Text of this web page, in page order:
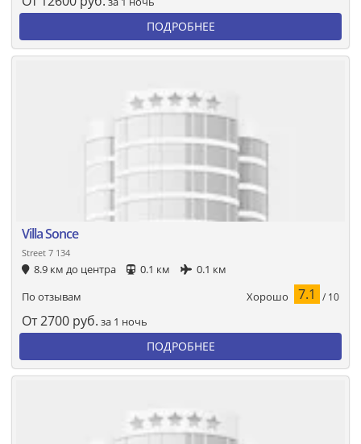
ПОДРОБНЕЕ
Villa Sonce
Street 7 134
8.9 км до центра 0.1 км
0.1 км
По отзывам
Хорошо 7.1 / 10
От2700 руб. за 1 ночь
ПОДРОБНЕЕ